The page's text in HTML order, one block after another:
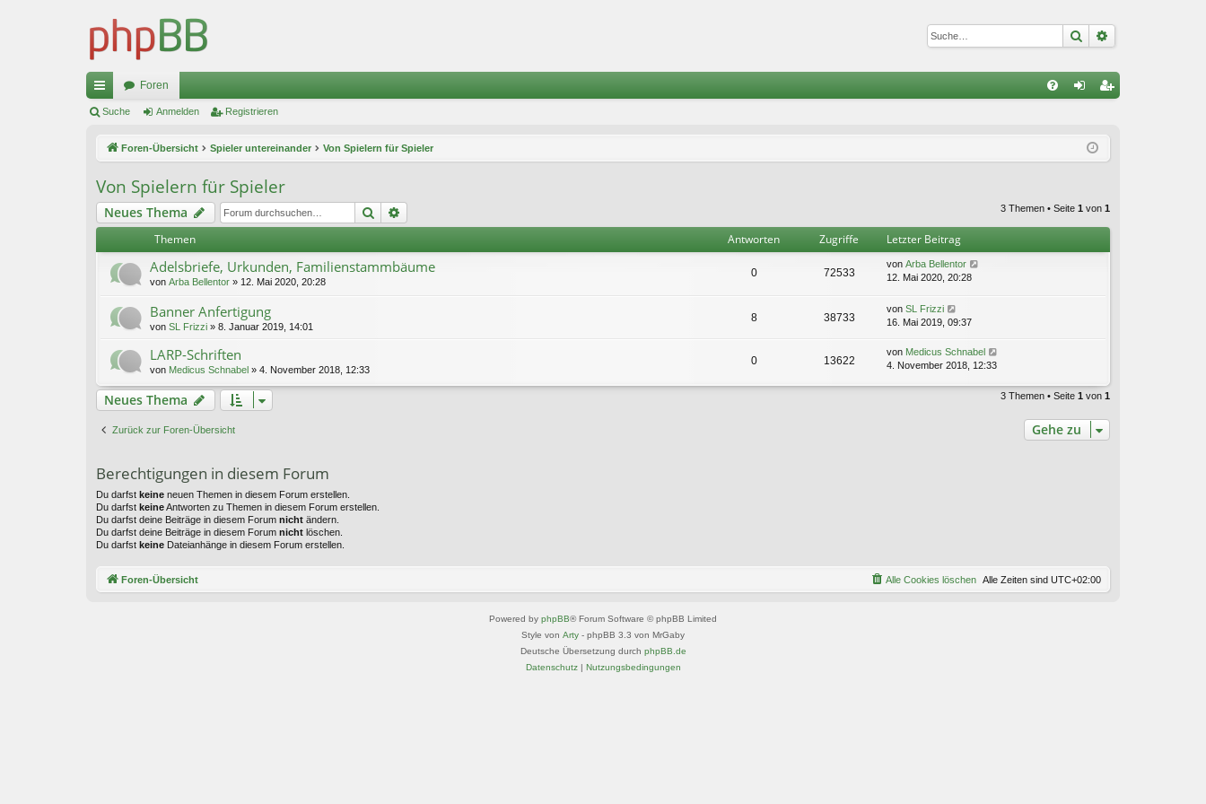
Suche
ch
ug
riff
Foren
ist
Suche Anmelden Registrieren
Foren-Übersicht Spieler untereinander Von Spielern für Spieler
Von Spielern für Spieler
Neues Thema Suche 3 Themen • Seite 1 von 1
Themen Antworten Zugriffe Letzter Beitrag
Adelsbriefe, Urkunden, Familienstammbäume
von Arba Bellentor » 12. Mai 2020, 20:28
0 72533
von Arba Bellentor
12. Mai 2020, 20:28
Banner Anfertigung
von SL Frizzi » 8. Januar 2019, 14:01
8 38733
von SL Frizzi
16. Mai 2019, 09:37
LARP-Schriften
von Medicus Schnabel » 4. November 2018, 12:33
0 13622
von Medicus Schnabel
4. November 2018, 12:33
Neues Thema 3 Themen • Seite 1 von 1
Zurück zur Foren-Übersicht Gehe zu
Berechtigungen in diesem Forum
Du darfst keine neuen Themen in diesem Forum erstellen.
Du darfst keineAntworten zu Themen in diesem Forum erstellen.
Du darfst deine Beiträge in diesem Forum nicht ändern.
Du darfst deine Beiträge in diesem Forum nicht löschen.
Du darfst keine Dateianhänge in diesem Forum erstellen.
Foren-Übersicht Alle Zeiten sind UTC+02:00
Alle Cookies löschen
Powered by phpBB® Forum Software © phpBB Limited
Style von Arty - phpBB 3.3 von MrGaby
Deutsche Übersetzung durch phpBB.de
Datenschutz| Nutzungsbedingungen